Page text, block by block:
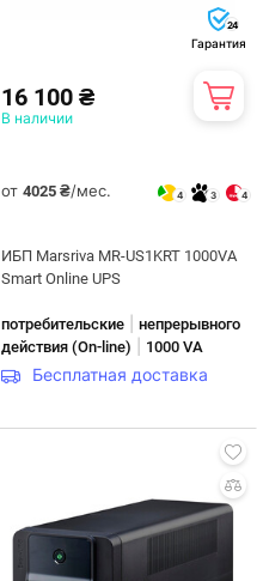
24
Гарантия
16 100 ₴
В наличии
от 4025 ₴/мес. 4 3 4
ИБП Marsriva MR-US1KRT 1000VA
Smart Online UPS
потребительские
непрерывного
действия (On-line)
1000 VA
Бесплатная доставка